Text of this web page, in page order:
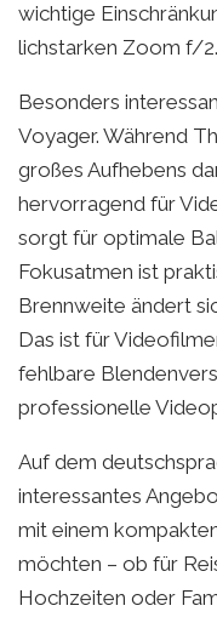
wichtige
lichstarken Zoom f/
Besonders
Voyager. Während
großes Aufhebens
hervorragend für
sorgt für optimale
Fokusatmen ist
Brennweite ändert
Das ist für
fehlbare
professionelle
Auf dem
interessantes
mit einem
möchten – ob für
Hochzeiten oder